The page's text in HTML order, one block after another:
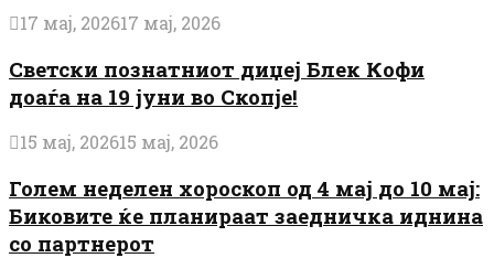
17 мај, 202617 мај, 2026
Светски познатниот диџеј Блек Кофи
доаѓа на 19 јуни во Скопје!
15 мај, 202615 мај, 2026
Голем неделен хороскоп од 4 мај до 10 мај:
Биковите ќе планираат заедничка иднина
со партнерот